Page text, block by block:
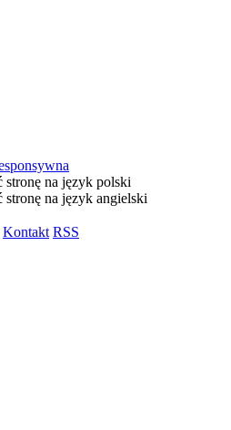
Kontakt RSS